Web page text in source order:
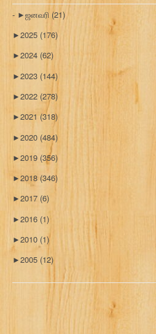
►ஜனவரி (21)
►2025 (176)
►2024 (62)
►2023 (144)
►2022 (278)
►2021 (318)
►2020 (484)
►2019 (356)
►2018 (346)
►2017 (6)
►2016 (1)
►2010 (1)
►2005 (12)